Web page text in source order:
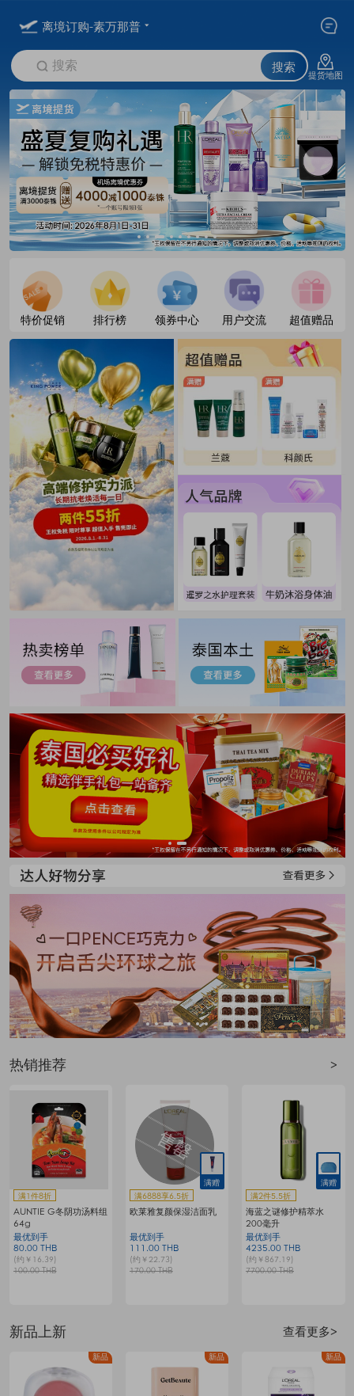
离境订购-素万那普
搜索 搜索
提货地图
特价促销 排行榜 领券中心 用户交流 超值赠品
热销推荐 >
满1件8折
AUNTIE G冬阴功汤料组
64g
最优到手
80.00 THB
(约￥16.39)
100.00 THB
满赠
满6888享6.5折
欧莱雅复颜保湿洁面乳
最优到手
111.00 THB
(约￥22.73)
170.00 THB
满赠
满2件5.5折
海蓝之谜修护精萃水
200毫升
最优到手
4235.00 THB
(约￥867.19)
7700.00 THB
新品上新 查看更多>
新品 新品 新品